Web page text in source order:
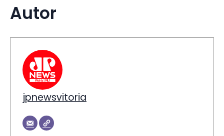
Autor
jpnewsvitoria